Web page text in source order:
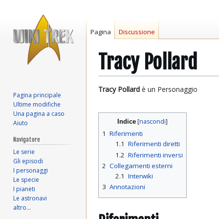
Tracy Pollard
Vai
navigazione
Vai
ricerca
Tracy Pollard è un Personaggio
Indice
1 Riferimenti
1.1 Riferimenti diretti
1.2 Riferimenti inversi
2 Collegamenti esterni
2.1 Interwiki
3 Annotazioni
Pagina Discussione
Pagina principale
Ultime modifiche
Una pagina a caso
Aiuto
Navigatore
Le serie
Gli episodi
I personaggi
Le specie
I pianeti
Le astronavi
altro…